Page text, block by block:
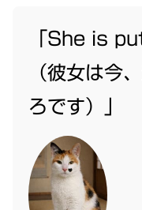
「She is
（彼女は今
ろです）」